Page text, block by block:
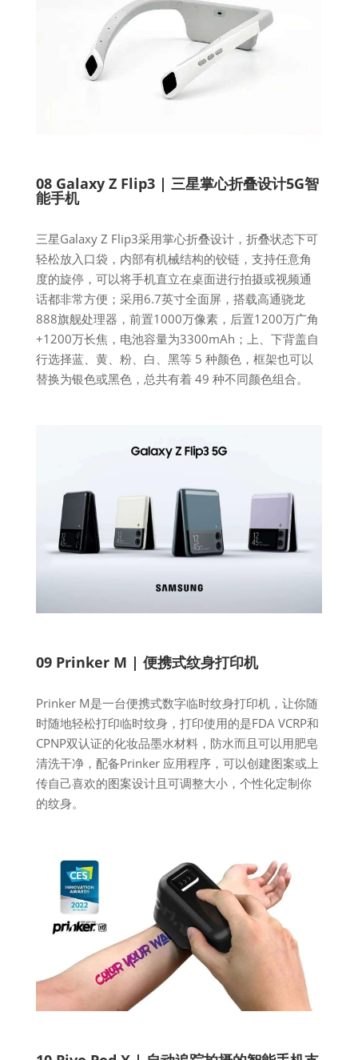
08 Galaxy Z Flip3 | 三星掌心折叠设计5G智
能手机
三星Galaxy Z Flip3采用掌心折叠设计，折叠状态下可
轻松放入口袋，内部有机械结构的铰链，支持任意角
度的旋停，可以将手机直立在桌面进行拍摄或视频通
话都非常方便；采用6.7英寸全面屏，搭载高通骁龙
888旗舰处理器，前置1000万像素，后置1200万广角
+1200万长焦，电池容量为3300mAh；上、下背盖自
行选择蓝、黄、粉、白、黑等 5 种颜色，框架也可以
替换为银色或黑色，总共有着 49 种不同颜色组合。
09 Prinker M | 便携式纹身打印机
Prinker M是一台便携式数字临时纹身打印机，让你随
时随地轻松打印临时纹身，打印使用的是FDA VCRP和
CPNP双认证的化妆品墨水材料，防水而且可以用肥皂
清洗干净，配备Prinker 应用程序，可以创建图案或上
传自己喜欢的图案设计且可调整大小，个性化定制你
的纹身。